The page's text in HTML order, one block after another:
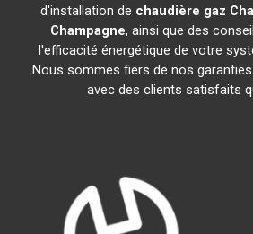
d'installation de chaudière gaz
Champagne, ainsi que des
l'efficacité énergétique de votre
Nous sommes fiers de nos
avec des clients satisfaits